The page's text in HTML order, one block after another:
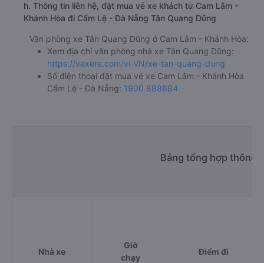
h. Thông tin liên hệ, đặt mua vé xe khách từ Cam Lâm -
Khánh Hòa đi Cẩm Lệ - Đà Nẵng Tân Quang Dũng
Văn phòng xe Tân Quang Dũng ở Cam Lâm - Khánh Hòa:
Xem địa chỉ văn phòng nhà xe Tân Quang Dũng:
https://vexere.com/vi-VN/xe-tan-quang-dung
Số điện thoại đặt mua vé xe Cam Lâm - Khánh Hòa
Cẩm Lệ - Đà Nẵng: 1900 888684
Bảng tổng hợp thông
Nhà xe
Giờ
chạy
Điểm đi